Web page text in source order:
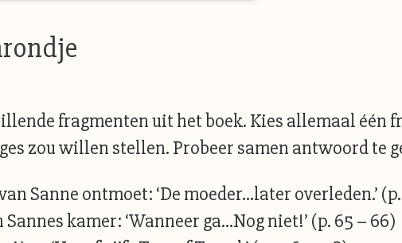
fragmenten uit het boek. Kies allemaal één
zou willen stellen. Probeer samen antwoord te
Sanne ontmoet: ‘De moeder…later overleden.’ (p.
kamer: ‘Wanneer ga…Nog niet!’ (p. 65 – 66)